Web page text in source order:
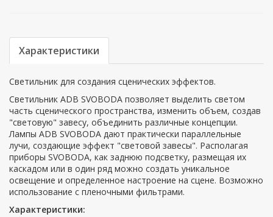
Характеристики
Светильник для создания сценических эффектов.
Светильник ADB SVOBODA позволяет выделить светом
часть сценического пространства, изменить объем, создав
"световую" завесу, объединить различные концепции.
Лампы ADB SVOBODA дают практически параллельные
лучи, создающие эффект "световой завесы". Располагая
приборы SVOBODA, как заднюю подсветку, размещая их
каскадом или в один ряд можно создать уникальное
освещение и определенное настроение на сцене. Возможно
использование с пленочными фильтрами.
Характеристики: